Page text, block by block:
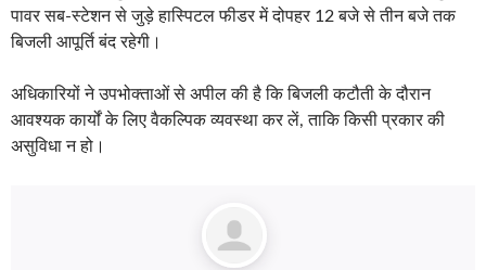
पावर सब-स्टेशन से जुड़े हास्पिटल फीडर में दोपहर 12 बजे से तीन बजे तक
बिजली आपूर्ति बंद रहेगी।
अधिकारियों ने उपभोक्ताओं से अपील की है कि बिजली कटौती के दौरान
आवश्यक कार्यों के लिए वैकल्पिक व्यवस्था कर लें, ताकि किसी प्रकार की
असुविधा न हो।